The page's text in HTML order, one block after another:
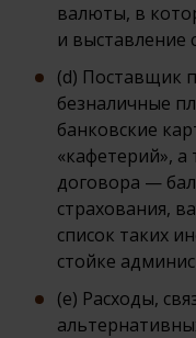
валюты, в
и выставление
(d) Поставщик
безналичные
банковские
«кафетерий»,
договора —
страхования,
список таких
стойке
(e) Расходы,